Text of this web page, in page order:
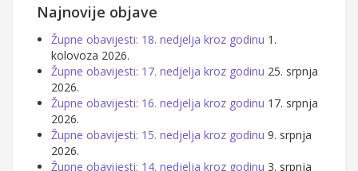
Najnovije objave
Župne obavijesti: 18. nedjelja kroz godinu 1.
kolovoza 2026.
Župne obavijesti: 17. nedjelja kroz godinu 25. srpnja
2026.
Župne obavijesti: 16. nedjelja kroz godinu 17. srpnja
2026.
Župne obavijesti: 15. nedjelja kroz godinu 9. srpnja
2026.
Župne obavijesti: 14. nedjelja kroz godinu 3. srpnja